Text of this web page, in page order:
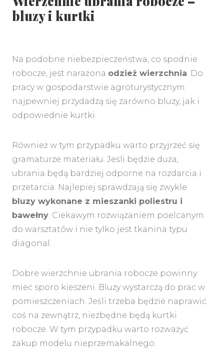
bluzy i kurtki
Na podobne niebezpieczeństwa, co spodnie
robocze, jest narażona odzież wierzchnia . Do
pracy w gospodarstwie agroturystycznym
najpewniej przydadzą się zarówno bluzy, jak i
odpowiednie kurtki.
Również w tym przypadku warto przyjrzeć się
gramaturze materiału. Jeśli będzie duża,
ubrania będą bardziej odporne na rozdarcia i
przetarcia. Najlepiej sprawdzają się zwykle
bluzy wykonane z mieszanki poliestru i
bawełny . Ciekawym rozwiązaniem poelcanym
do warsztatów i nie tylko jest tkanina typu
diagonal.
Dobre wierzchnie ubrania robocze powinny
mieć sporo kieszeni. Bluzy wystarczą do prac w
pomieszczeniach. Jeśli trzeba będzie naprawić
coś na zewnątrz, niezbędne będą kurtki
robocze. W tym przypadku warto rozważyć
zakup modelu nieprzemakalnego.